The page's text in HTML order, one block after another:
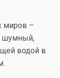
миров –
шумный,
водой в